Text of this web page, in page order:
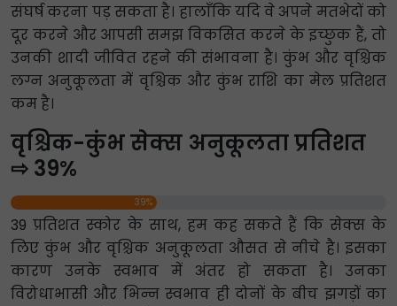
संघर्ष करना पड़ सकता है। हालाँकि यदि वे अपने मतभेदों को
दूर करने और आपसी समझ विकसित करने के इच्छुक हैं, तो
उनकी शादी जीवित रहने की संभावना है। कुंभ और वृश्चिक
लग्न अनुकूलता में वृश्चिक और कुंभ राशि का मेल प्रतिशत
कम है।
वृश्चिक-कुंभ सेक्स अनुकूलता प्रतिशत
⇨ 39%
39%
39 प्रतिशत स्कोर के साथ, हम कह सकते हैं कि सेक्स के
लिए कुंभ और वृश्चिक अनुकूलता औसत से नीचे है। इसका
कारण उनके स्वभाव में अंतर हो सकता है। उनका
विरोधाभासी और भिन्न स्वभाव ही दोनों के बीच झगड़ों का